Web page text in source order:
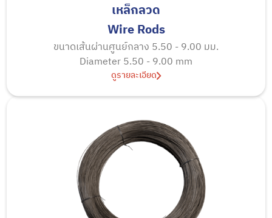
เหล็กลวด
Wire Rods
ขนาดเส้นผ่านศูนย์กลาง 5.50 - 9.00 มม.
Diameter 5.50 - 9.00 mm
ดูรายละเอียด